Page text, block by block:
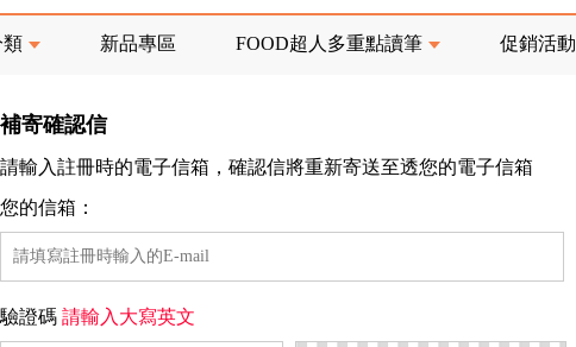
企業總部」目前正興建中!
內通知客服 寄回發票需附上回郵郵票
類 新品專區 FOOD超人多重點讀筆 促銷活動
補寄確認信
請輸入註冊時的電子信箱，確認信將重新寄送至透您的電子信箱
您的信箱：
驗證碼 請輸入大寫英文